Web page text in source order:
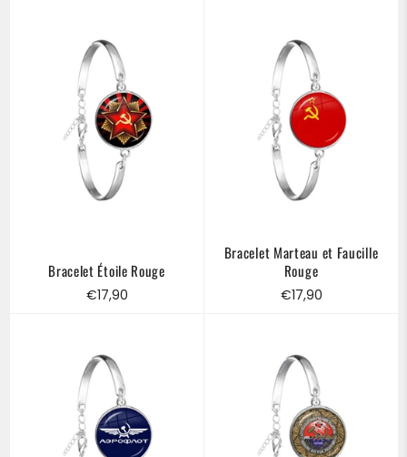
Bracelet Étoile Rouge
Prix
€17,90
Bracelet Marteau et Faucille
Rouge
Prix
€17,90